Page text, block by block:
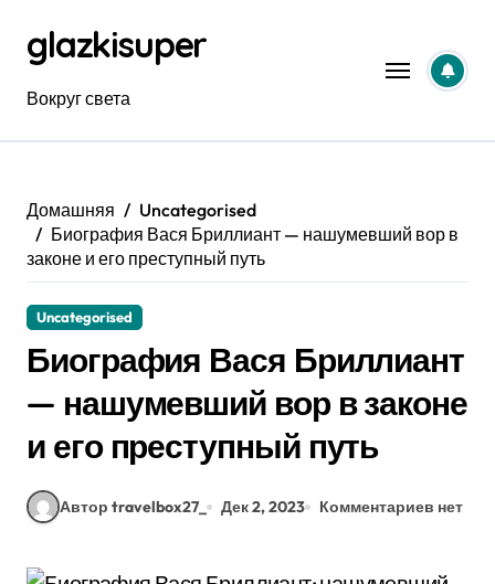
содержанию
glazkisuper
Вокруг света
Домашняя
Uncategorised
Биография Вася Бриллиант — нашумевший вор в
законе и его преступный путь
Uncategorised
Биография Вася Бриллиант
— нашумевший вор в законе
и его преступный путь
Автор travelbox27_ Дек 2, 2023 Комментариев нет